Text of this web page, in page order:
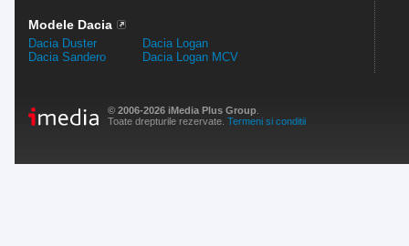
Modele Dacia
Dacia Duster
Dacia Sandero
Dacia Logan
Dacia Logan MCV
© 2006-2026 iMedia Plus Group
Toate drepturile rezervate. Termeni si conditii